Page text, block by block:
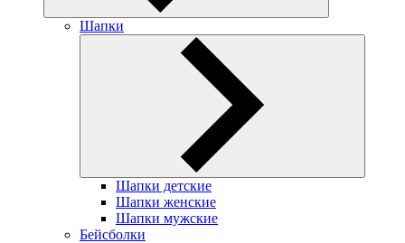
Шапки
Шапки детские
Шапки женские
Шапки мужские
Бейсболки